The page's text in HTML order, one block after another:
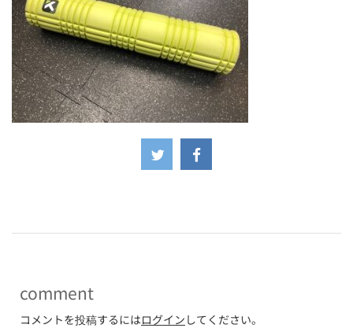
comment
コメントを投稿するにはログイン してください。